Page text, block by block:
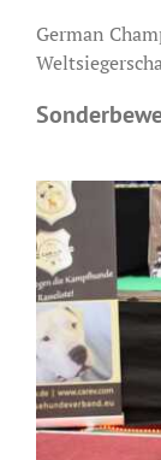
German